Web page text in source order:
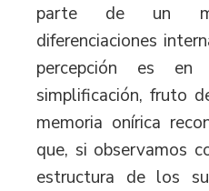
parte de un
diferenciaciones
percepción es
simplificación, fruto
memoria onírica
que, si observamos
estructura de los